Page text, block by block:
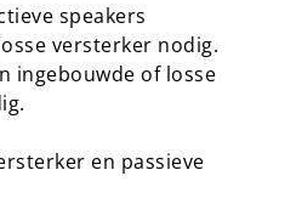
speakers
versterker nodig.
ingebouwde of losse
en passieve